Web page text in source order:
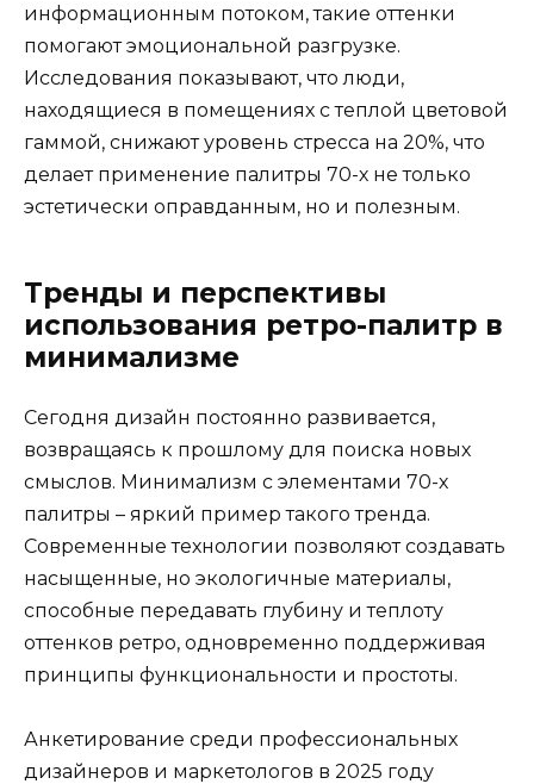
информационным потоком, такие оттенки
помогают эмоциональной разгрузке.
Исследования показывают, что люди,
находящиеся в помещениях с теплой цветовой
гаммой, снижают уровень стресса на 20%, что
делает применение палитры 70-х не только
эстетически оправданным, но и полезным.
Тренды и перспективы
использования ретро-палитр в
минимализме
Сегодня дизайн постоянно развивается,
возвращаясь к прошлому для поиска новых
смыслов. Минимализм с элементами 70-х
палитры – яркий пример такого тренда.
Современные технологии позволяют создавать
насыщенные, но экологичные материалы,
способные передавать глубину и теплоту
оттенков ретро, одновременно поддерживая
принципы функциональности и простоты.
Анкетирование среди профессиональных
дизайнеров и маркетологов в 2025 году